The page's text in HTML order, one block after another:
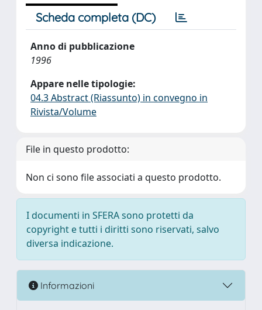
Scheda completa (DC)
Anno di pubblicazione
1996
Appare nelle tipologie:
04.3 Abstract (Riassunto) in convegno in
Rivista/Volume
File in questo prodotto:
Non ci sono file associati a questo prodotto.
I documenti in SFERA sono protetti da
copyright e tutti i diritti sono riservati, salvo
diversa indicazione.
Informazioni